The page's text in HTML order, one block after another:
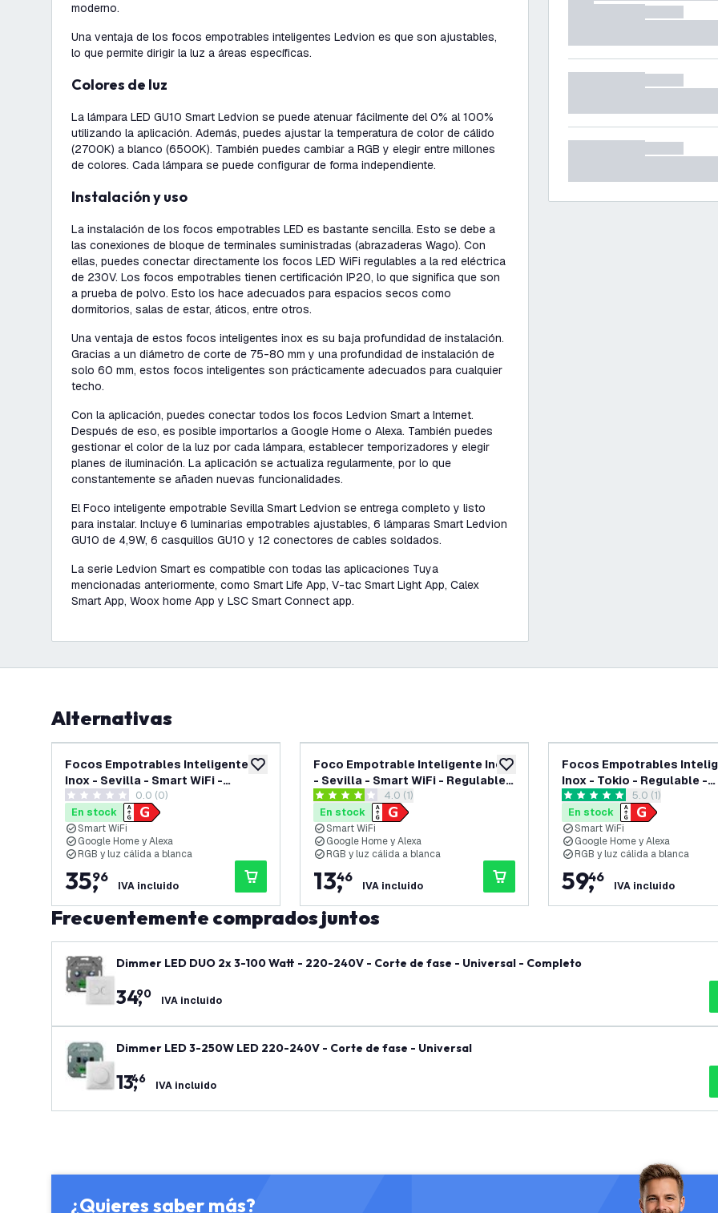
moderno.
Una ventaja de los focos empotrables inteligentes Ledvion es que son ajustables,
lo que permite dirigir la luz a áreas específicas.
Colores de luz
La lámpara LED GU10 Smart Ledvion se puede atenuar fácilmente del 0% al 100%
utilizando la aplicación. Además, puedes ajustar la temperatura de color de cálido
(2700K) a blanco (6500K). También puedes cambiar a RGB y elegir entre millones
de colores. Cada lámpara se puede configurar de forma independiente.
Instalación y uso
La instalación de los focos empotrables LED es bastante sencilla. Esto se debe a
las conexiones de bloque de terminales suministradas (abrazaderas Wago). Con
ellas, puedes conectar directamente los focos LED WiFi regulables a la red eléctrica
de 230V. Los focos empotrables tienen certificación IP20, lo que significa que son
a prueba de polvo. Esto los hace adecuados para espacios secos como
dormitorios, salas de estar, áticos, entre otros.
Una ventaja de estos focos inteligentes inox es su baja profundidad de instalación.
Gracias a un diámetro de corte de 75-80 mm y una profundidad de instalación de
solo 60 mm, estos focos inteligentes son prácticamente adecuados para cualquier
techo.
Con la aplicación, puedes conectar todos los focos Ledvion Smart a Internet.
Después de eso, es posible importarlos a Google Home o Alexa. También puedes
gestionar el color de la luz por cada lámpara, establecer temporizadores y elegir
planes de iluminación. La aplicación se actualiza regularmente, por lo que
constantemente se añaden nuevas funcionalidades.
El Foco inteligente empotrable Sevilla Smart Ledvion se entrega completo y listo
para instalar. Incluye 6 luminarias empotrables ajustables, 6 lámparas Smart Ledvion
GU10 de 4,9W, 6 casquillos GU10 y 12 conectores de cables soldados.
La serie Ledvion Smart es compatible con todas las aplicaciones Tuya
mencionadas anteriormente, como Smart Life App, V-tac Smart Light App, Calex
Smart App, Woox home App y LSC Smart Connect app.
Alternativas
añadir a lista de deseos
Focos Empotrables Inteligentes
Inox - Sevilla - Smart WiFi -
Regulable - RGB+CCT - 3 Pack
0 estrellas de puntuación
0.0 (0)
En stock
Smart WiFi
Google Home y Alexa
RGB y luz cálida a blanca
35,
96
IVA incluido
añadir a lista de deseos
Foco Empotrable Inteligente Inox
- Sevilla - Smart WiFi - Regulable -
RGB+CCTabrir el panel de reseñas
4 estrellas de puntuación
4.0 (1)
En stock
Smart WiFi
Google Home y Alexa
RGB y luz cálida a blanca
13,
46
IVA incluido
Focos Empotrables
Inox - Tokio - Regulable -
RGB+CCT - Pack de 6
abrir el panel de
5 estrellas de puntuación
5.0 (1)
En stock
Smart WiFi
Google Home y Alexa
RGB y luz cálida a blanca
59,
46
IVA incluido
Frecuentemente comprados juntos
Dimmer LED DUO 2x 3-100 Watt - 220-240V - Corte de fase - Universal - Completo
34,
90 IVA incluido
Dimmer LED 3-250W LED 220-240V - Corte de fase - Universal
13,
46 IVA incluido
¿Quieres saber más?